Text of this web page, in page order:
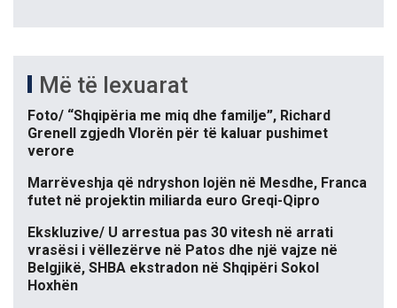
Më të lexuarat
Foto/ “Shqipëria me miq dhe familje”, Richard
Grenell zgjedh Vlorën për të kaluar pushimet
verore
Marrëveshja që ndryshon lojën në Mesdhe, Franca
futet në projektin miliarda euro Greqi-Qipro
Ekskluzive/ U arrestua pas 30 vitesh në arrati
vrasësi i vëllezërve në Patos dhe një vajze në
Belgjikë, SHBA ekstradon në Shqipëri Sokol
Hoxhën